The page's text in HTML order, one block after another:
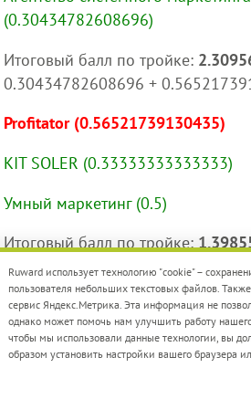
(0.30434782608696)
Итоговый балл по тройке:
0.30434782608696 +
Profitator (0.56521739130435)
KIT SOLER (0.33333333333333)
Умный маркетинг (0.5)
Итоговый балл по тройке:
(0.33333333333333 + 0.5 +
Profitator (0.56521739130435)
INDEX mediasite
Ruward использует технологию "cookie" –
пользователя небольших текстовых файлов.
сервис Яндекс.Метрика. Эта информация не
однако может помочь нам улучшить работу
чтобы мы использовали данные технологии, вы
образом установить настройки вашего браузера